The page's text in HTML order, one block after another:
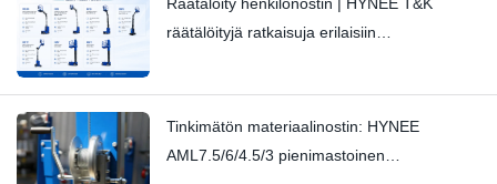
Räätälöity henkilönostin | HYNEE T&K
räätälöityjä ratkaisuja erilaisiin
Tinkimätön materiaalinostin: HYNEE
AML7.5/6/4.5/3 pienimastoinen